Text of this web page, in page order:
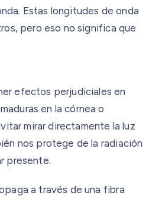
Estas longitudes de onda
pero eso no significa que
efectos perjudiciales en
en la córnea o
mirar directamente la luz
nos protege de la radiación
presente.
a través de una fibra